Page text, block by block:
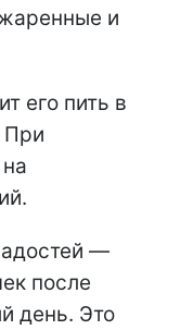
и
его пить в
При
—
после
день. Это